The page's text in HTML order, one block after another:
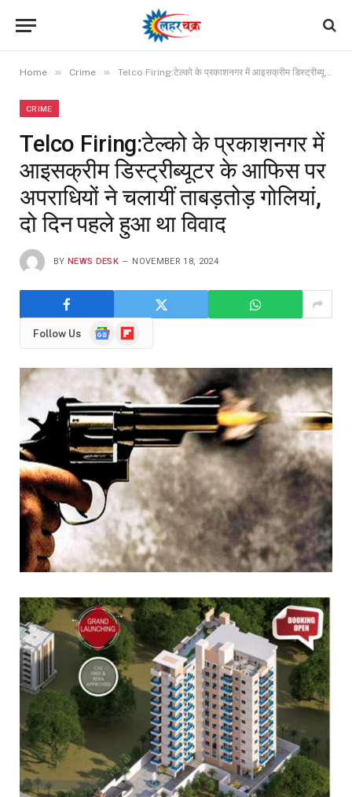
Home » Crime » Telco Firing:टेल्को के प्रकाशनगर में आइसक्रीम डिस्ट्रीब्यूटर के आफिस पर अपराधियों ने चलायीं ताबड़तोड़ गोलियां, दो दिन पहले हुआ था विवाद
CRIME
Telco Firing:टेल्को के प्रकाशनगर में
आइसक्रीम डिस्ट्रीब्यूटर के आफिस पर
अपराधियों ने चलायीं ताबड़तोड़ गोलियां,
दो दिन पहले हुआ था विवाद
BY NEWS DESK NOVEMBER 18, 2024
Follow Us
GoogleFlipboard